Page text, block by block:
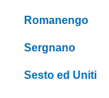
Romanengo
Sergnano
Sesto ed Uniti